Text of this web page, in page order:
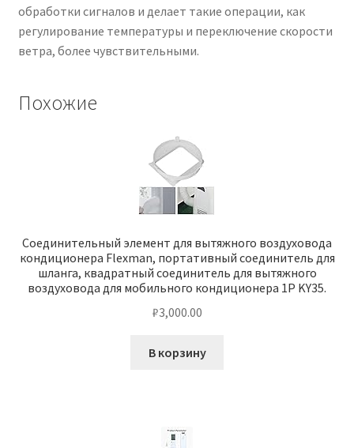
обработки сигналов и делает такие операции, как
регулирование температуры и переключение скорости
ветра, более чувствительными.
Похожие
Соединительный элемент для вытяжного воздуховода
кондиционера Flexman, портативный соединитель для
шланга, квадратный соединитель для вытяжного
воздуховода для мобильного кондиционера 1P KY35.
₽3,000.00
В корзину